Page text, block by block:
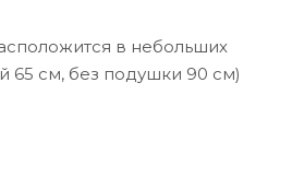
в небольших
65 см, без подушки 90 см)